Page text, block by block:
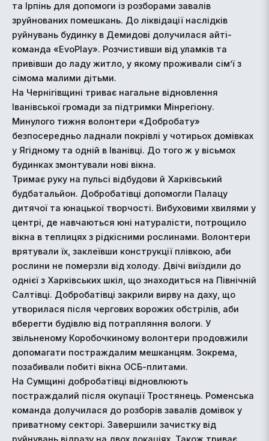
та Ірпінь для допомоги із розборами завалів
зруйнованих помешкань. До ліквідації наслідків
руйнувань будинку в Демидові долучилася айті-
команда «EvoPlay». Розчистивши від уламків та
привівши до ладу житло, у якому проживали сім’ї з
сімома малими дітьми.
На Чернігівщині триває нагальне відновлення
Іванівської громади за підтримки Мінрегіону.
Минулого тижня волонтери «Добробату»
безпосередньо ладнали покрівлі у чотирьох домівках
у Ягідному та одній в Іванівці. До того ж у вісьмох
будинках змонтували нові вікна.
Тримає руку на пульсі відбудови й Харківський
будбатальйон. Добробатівці допомогли Палацу
дитячої та юнацької творчості. Вибуховими хвилями у
центрі, де навчаються юні натуралісти, потрощило
вікна в теплицях з рідкісними рослинами. Волонтери
врятували їх, заклеївши конструкції плівкою, аби
рослини не померзли від холоду. Двічі виїздили до
однієї з Харківських шкіл, що знаходиться на Північній
Салтівці. Добробатівці закрили вирву на даху, що
утворилася після чергових ворожих обстрілів, аби
вберегти будівлю від потрапляння вологи. У
звільненому Коробочкиному волонтери продовжили
допомагати постраждалим мешканцям. Зокрема,
позабивали побиті вікна ОСБ-плитами.
На Сумщині добробатівці відновлюють
постраждалий після окупації Тростянець. Роменська
команда долучилася до розборів завалів домівок у
приватному секторі. Завершили зачистку від